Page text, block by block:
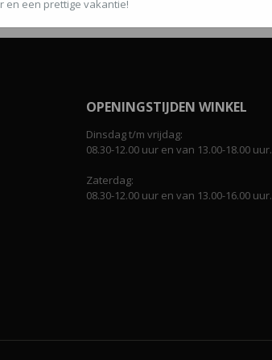
OPENINGSTIJDEN WINKEL
Dinsdag t/m vrijdag:
08.30-12.00 uur en van 13.00-18.00 uur.
Zaterdag:
08.30-12.00 uur en van 13.00-16.00 uur.
en een prettige vakantie!